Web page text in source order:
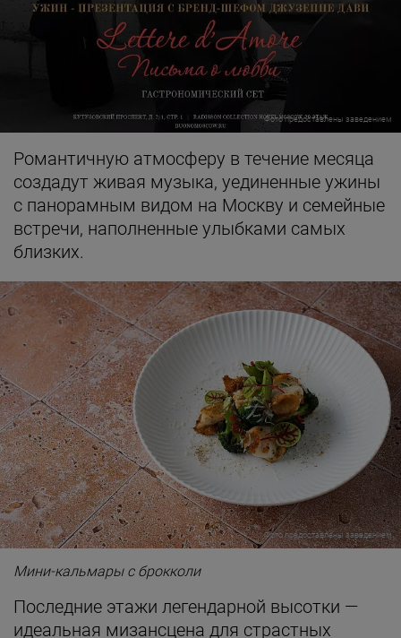
Фото предоставлены заведением
Романтичную атмосферу в течение месяца
создадут живая музыка, уединенные ужины
с панорамным видом на Москву и семейные
встречи, наполненные улыбками самых
близких.
Фото предоставлены заведением
Мини-кальмары с брокколи
Последние этажи легендарной высотки —
идеальная мизансцена для страстных